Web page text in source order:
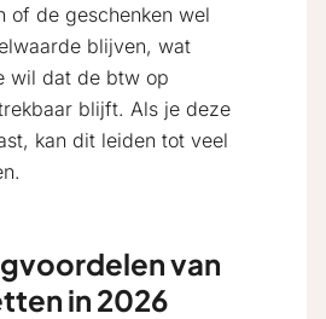
of de geschenken wel
blijven, wat
wil dat de btw op
blijft. Als je deze
kan dit leiden tot veel
van
in 2026